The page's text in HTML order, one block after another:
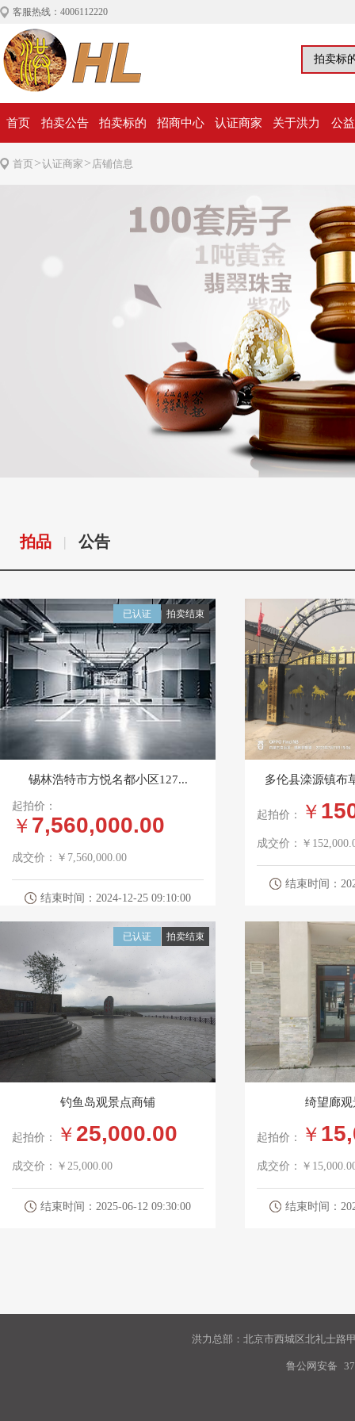
客服热线：4006112220
首页 拍卖公告 拍卖标的 招商中心 认证商家 关于洪力 公
首页>认证商家 > 店铺信息
拍品 | 公告
拍卖结束
已认证
锡林浩特市方悦名都小区127...
起拍价：
￥ 7,560,000.00
成交价： ￥7,560,000.00
结束时间：2024-12-25 09:10:00
多伦县滦源镇布
起拍价： ￥
成交价： ￥
结束时间：
拍卖结束
已认证
钓鱼岛观景点商铺
起拍价： ￥ 25,000.00
成交价： ￥25,000.00
结束时间：2025-06-12 09:30:00
绮望廊
起拍价： ￥
成交价： ￥
结束时间：
洪力总部：北京市西城区北礼士路
鲁公网安备